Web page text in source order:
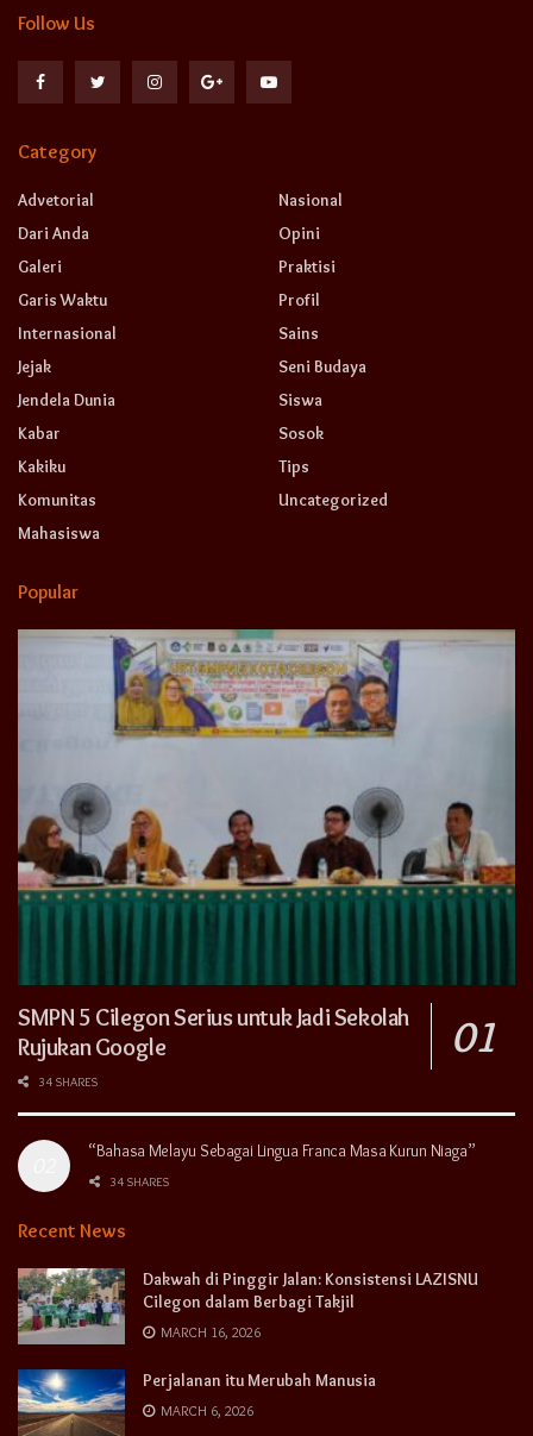
Follow Us
Category
Advetorial
Dari Anda
Galeri
Garis Waktu
Internasional
Jejak
Jendela Dunia
Kabar
Kakiku
Komunitas
Mahasiswa
Nasional
Opini
Praktisi
Profil
Sains
Seni Budaya
Siswa
Sosok
Tips
Uncategorized
Popular
SMPN 5 Cilegon Serius untuk Jadi Sekolah
Rujukan Google
34 SHARES
“Bahasa Melayu Sebagai Lingua Franca Masa Kurun Niaga”
34 SHARES
Recent News
Dakwah di Pinggir Jalan: Konsistensi LAZISNU
Cilegon dalam Berbagi Takjil
MARCH 16, 2026
Perjalanan itu Merubah Manusia
MARCH 6, 2026